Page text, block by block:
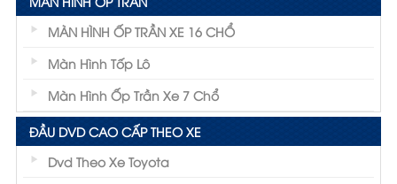
MÀN HÌNH ỐP TRẦN XE 16 CHỔ
Màn Hình Tốp Lô
Màn Hình Ốp Trần Xe 7 Chổ
ĐẦU DVD CAO CẤP THEO XE
Dvd Theo Xe Toyota